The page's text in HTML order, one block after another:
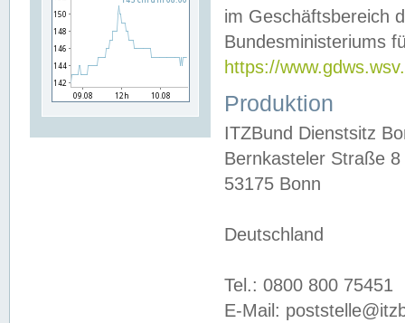
im Geschäftsbereich
Bundesministeriums
https://
Produktion
ITZBund Dienstsitz
Bernkasteler Straße 8
53175 Bonn
Deutschland
Tel.: 0800 800 75451
E-Mail: